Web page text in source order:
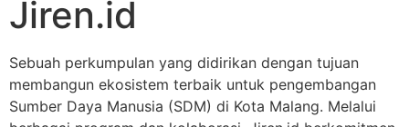
Jiren.id
Sebuah perkumpulan yang didirikan dengan tujuan
membangun ekosistem terbaik untuk pengembangan
Sumber Daya Manusia (SDM) di Kota Malang. Melalui